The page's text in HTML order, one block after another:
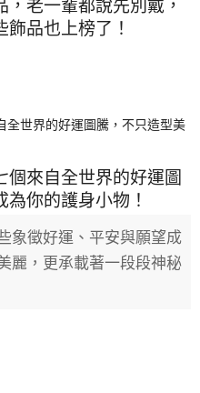
品也上榜了！
個來自全世界的好運圖
你的護身小物！
象徵好運、平安與願望成
麗，更承載著一段段神秘